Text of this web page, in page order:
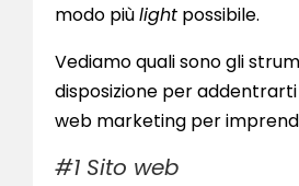
modo piùlight possibile.
Vediamo quali sono gli
disposizione per
web marketing per
#1 Sito web